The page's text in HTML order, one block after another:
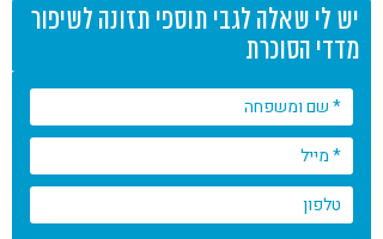
יש לי שאלה לגבי תוספי תזונה לשיפור
מדדי הסוכרת